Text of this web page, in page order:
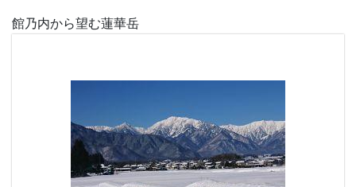
館乃内から望む蓮華岳